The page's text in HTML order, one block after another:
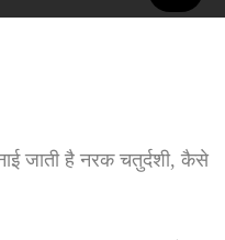
जाती है नरक चतुर्दशी, कैसे